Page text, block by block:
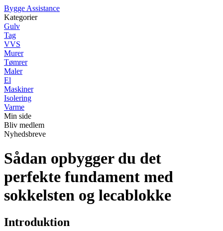
Bygge Assistance
Kategorier
Gulv
Tag
VVS
Murer
Tømrer
Maler
El
Maskiner
Isolering
Varme
Min side
Bliv medlem
Nyhedsbreve
Sådan opbygger du det
perfekte fundament med
sokkelsten og lecablokke
Introduktion